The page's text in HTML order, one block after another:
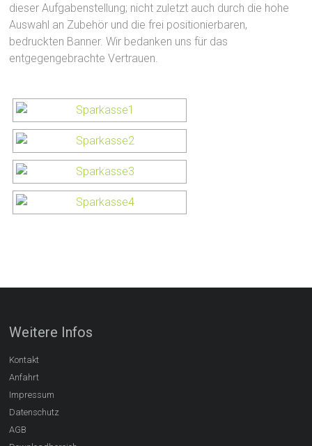
dieser Aufgabenstellung; nicht zuletzt auch durch die hohe
Auswahl an Zubehör und die frei positionierbaren,
bedruckten Banner. Wir bedanken uns für das
entgegengebrachte Vertrauen.
Weitere Infos
Kontakt
Anfahrt
Impressum
Datenschutz
AGB